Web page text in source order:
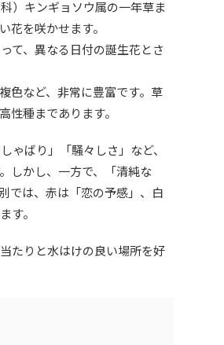
）キンギョソウ属の一年草ま
花を咲かせます。
て、異なる日付の誕生花とさ
色など、非常に豊富です。草
種まであります。
ゃばり」「騒々しさ」など、
しかし、一方で、「清純な
では、赤は「恋の予感」、白
す。
たりと水はけの良い場所を好